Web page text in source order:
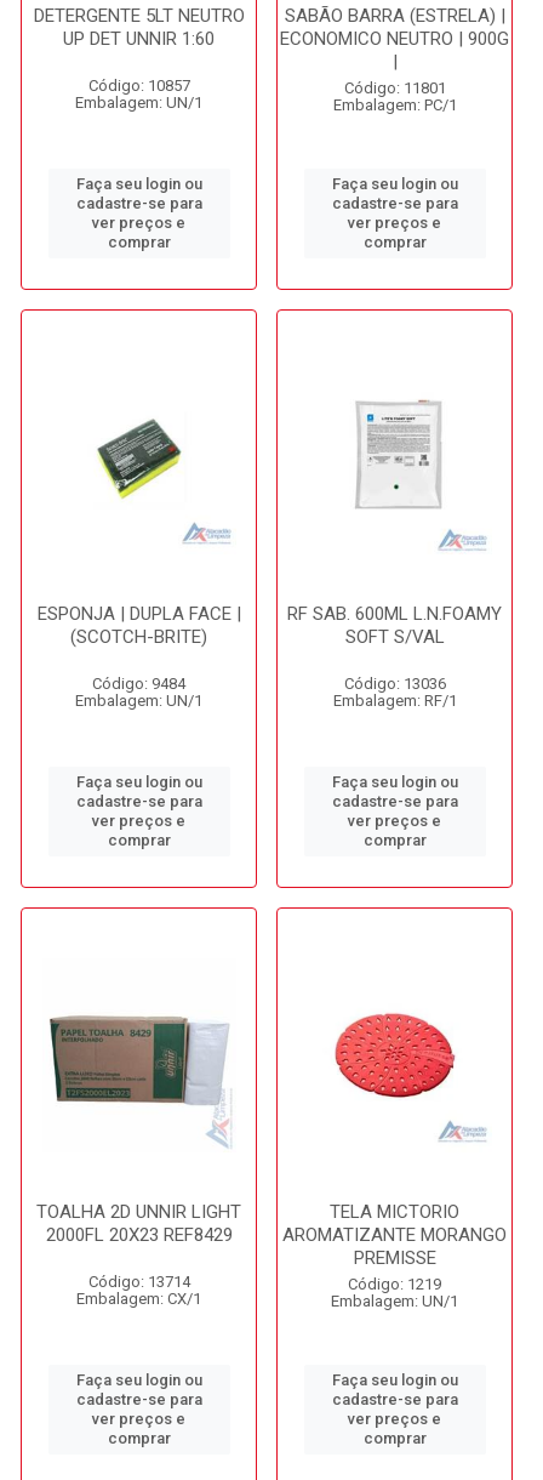
DETERGENTE 5LT NEUTRO
UP DET UNNIR 1:60
Código: 10857
Embalagem: UN/1
Faça seu login ou
cadastre-se para
ver preços e
comprar
SABÃO BARRA (ESTRELA) |
ECONOMICO NEUTRO | 900G
|
Código: 11801
Embalagem: PC/1
Faça seu login ou
cadastre-se para
ver preços e
comprar
ESPONJA | DUPLA FACE |
(SCOTCH-BRITE)
Código: 9484
Embalagem: UN/1
Faça seu login ou
cadastre-se para
ver preços e
comprar
RF SAB. 600ML L.N.FOAMY
SOFT S/VAL
Código: 13036
Embalagem: RF/1
Faça seu login ou
cadastre-se para
ver preços e
comprar
TOALHA 2D UNNIR LIGHT
2000FL 20X23 REF8429
Código: 13714
Embalagem: CX/1
Faça seu login ou
cadastre-se para
ver preços e
comprar
TELA MICTORIO
AROMATIZANTE MORANGO
PREMISSE
Código: 1219
Embalagem: UN/1
Faça seu login ou
cadastre-se para
ver preços e
comprar